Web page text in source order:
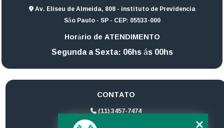
Av. Eliseu de Almeida, 808 - instituto de Previdencia
São Paulo - SP - CEP: 05533-000
Horário de ATENDIMENTO
Segunda a Sexta: 06hs ás 00hs
CONTATO
(11) 3457-7474